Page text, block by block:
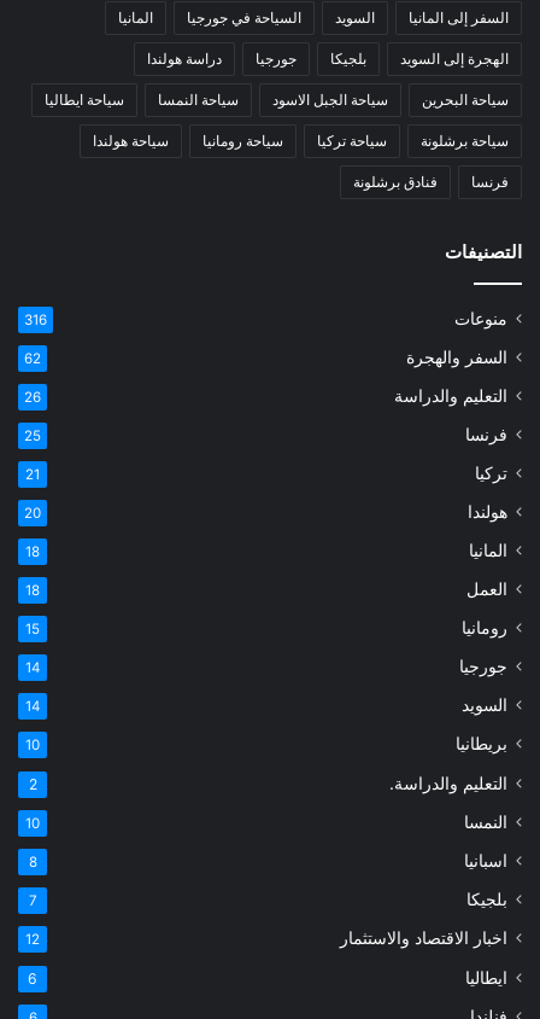
السفر إلى المانيا السويد السياحة في جورجيا المانيا
الهجرة إلى السويد بلجيكا جورجيا دراسة هولندا
سياحة البحرين سياحة الجبل الاسود سياحة النمسا سياحة ايطاليا
سياحة برشلونة سياحة تركيا سياحة رومانيا سياحة هولندا
فرنسا فنادق برشلونة
التصنيفات
منوعات 316
السفر والهجرة 62
التعليم والدراسة 26
فرنسا 25
تركيا 21
هولندا 20
المانيا 18
العمل 18
رومانيا 15
جورجيا 14
السويد 14
بريطانيا 10
التعليم والدراسة. 2
النمسا 10
اسبانيا 8
بلجيكا 7
اخبار الاقتصاد والاستثمار 12
ايطاليا 6